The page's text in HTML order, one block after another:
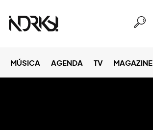
MÚSICA AGENDA TV MAGAZINE